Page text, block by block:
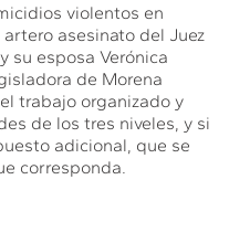
violentos en
asesinato del Juez
su esposa Verónica
de Morena
trabajo organizado y
de los tres niveles, y si
adicional, que se
corresponda.